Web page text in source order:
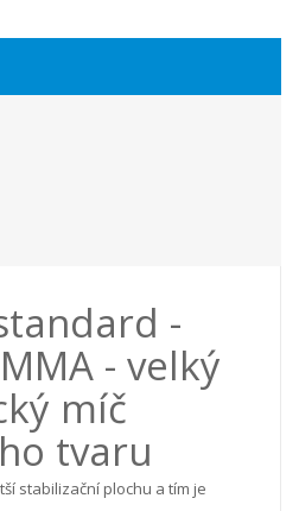
-
- velký
míč
tvaru
stabilizační plochu a tím je